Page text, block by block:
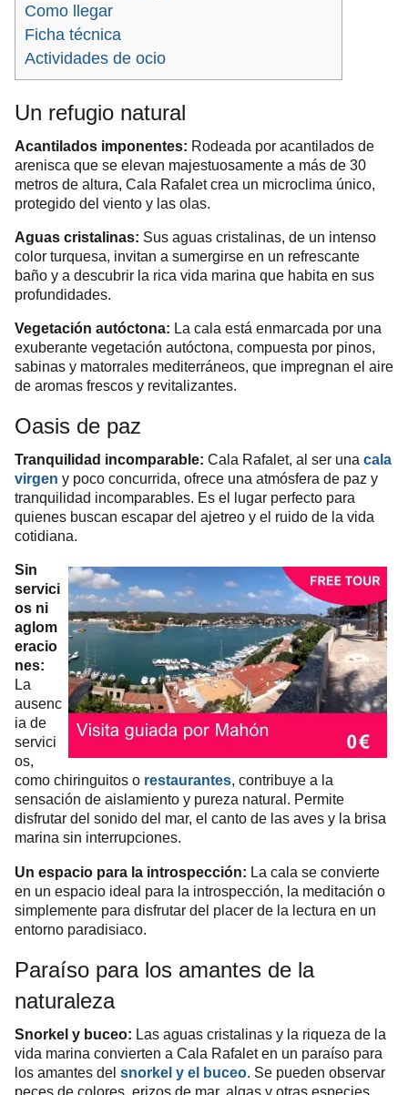
Como llegar
Ficha técnica
Actividades de ocio
Un refugio natural
Acantilados imponentes: Rodeada por acantilados de
arenisca que se elevan majestuosamente a más de 30
metros de altura, Cala Rafalet crea un microclima único,
protegido del viento y las olas.
Aguas cristalinas: Sus aguas cristalinas, de un intenso
color turquesa, invitan a sumergirse en un refrescante
baño y a descubrir la rica vida marina que habita en sus
profundidades.
Vegetación autóctona: La cala está enmarcada por una
exuberante vegetación autóctona, compuesta por pinos,
sabinas y matorrales mediterráneos, que impregnan el aire
de aromas frescos y revitalizantes.
Oasis de paz
Tranquilidad incomparable: Cala Rafalet, al ser una cala
virgen y poco concurrida, ofrece una atmósfera de paz y
tranquilidad incomparables. Es el lugar perfecto para
quienes buscan escapar del ajetreo y el ruido de la vida
cotidiana.
Sin
servici
os ni
aglom
eracio
nes:
La
ausenc
ia de
servici
os,
como chiringuitos o restaurantes, contribuye a la
sensación de aislamiento y pureza natural. Permite
disfrutar del sonido del mar, el canto de las aves y la brisa
marina sin interrupciones.
Un espacio para la introspección: La cala se convierte
en un espacio ideal para la introspección, la meditación o
simplemente para disfrutar del placer de la lectura en un
entorno paradisiaco.
Paraíso para los amantes de la
naturaleza
Snorkel y buceo: Las aguas cristalinas y la riqueza de la
vida marina convierten a Cala Rafalet en un paraíso para
los amantes del snorkel y el buceo. Se pueden observar
peces de colores, erizos de mar, algas y otras especies